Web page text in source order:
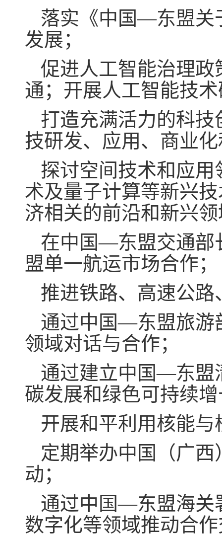
落实《中国—东盟关
发展；
促进人工智能治理
通；开展人工智能技
打造充满活力的科
技研发、应用、商业
探讨空间技术和应
术及量子计算等新兴
济相关的前沿和新兴
在中国—东盟交通部
盟单一航运市场合作
推进铁路、高速公
通过中国—东盟旅游
领域对话与合作；
通过建立中国—东盟
碳发展和绿色可持续
开展和平利用核能
定期举办中国（广
动；
通过中国—东盟海关
数字化等领域推动合